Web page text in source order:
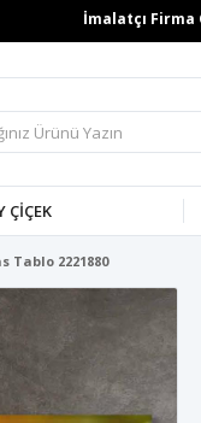
İmalatçı Firma
ÇİÇEK
Tablo 2221880